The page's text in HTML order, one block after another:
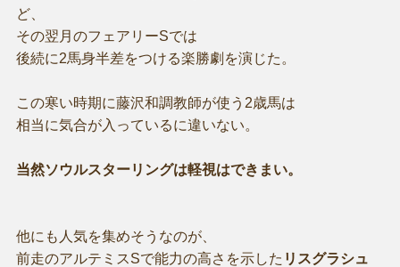
ど、
その翌月のフェアリーSでは
後続に2馬身半差をつける楽勝劇を演じた。
この寒い時期に藤沢和調教師が使う2歳馬は
相当に気合が入っているに違いない。
当然ソウルスターリングは軽視はできまい。
他にも人気を集めそうなのが、
前走のアルテミスSで能力の高さを示した リスグラシュ